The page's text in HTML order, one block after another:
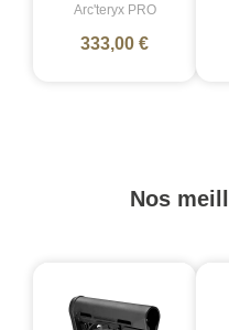
Arc'teryx PRO
333,00 €
Nos